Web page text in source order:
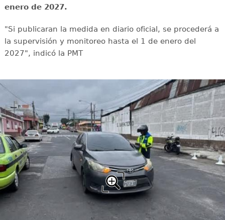
enero de 2027.
"Si publicaran la medida en diario oficial, se procederá a
la supervisión y monitoreo hasta el 1 de enero del
2027", indicó la PMT